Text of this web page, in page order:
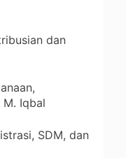
dan
M. Iqbal
SDM, dan